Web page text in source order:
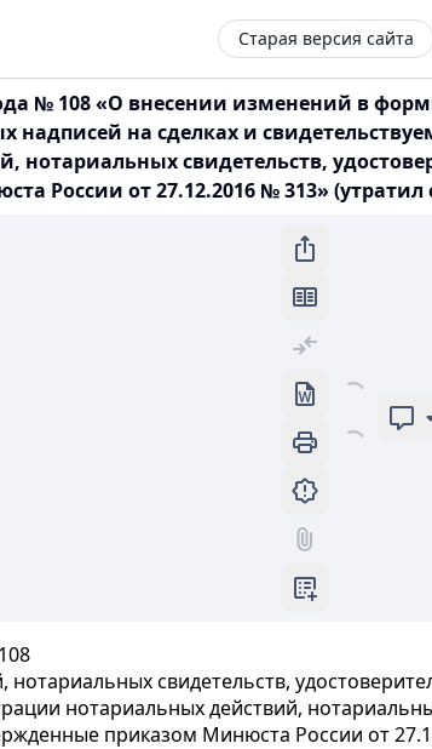
Старая версия сайта
№ 108 «О внесении изменений в
надписей на сделках и
свидетельств,
России от 27.12.2016 № 313» (утратил
свидетельств,
нотариальных действий,
приказом Минюста России от